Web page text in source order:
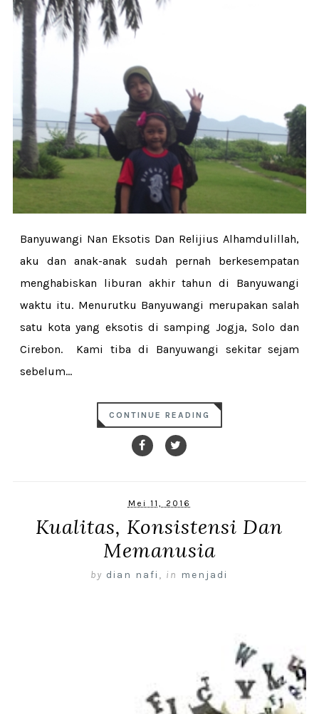
Banyuwangi Nan Eksotis Dan Relijius Alhamdulillah,
aku dan anak-anak sudah pernah berkesempatan
menghabiskan liburan akhir tahun di Banyuwangi
waktu itu. Menurutku Banyuwangi merupakan salah
satu kota yang eksotis di samping Jogja, Solo dan
Cirebon. Kami tiba di Banyuwangi sekitar sejam
sebelum...
CONTINUE READING
Mei 11, 2016
Kualitas, Konsistensi Dan
Memanusia
by dian nafi , in menjadi